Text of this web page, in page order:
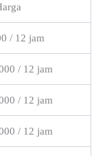
/ 12 jam
/ 12 jam
/ 12 jam
/ 12 jam